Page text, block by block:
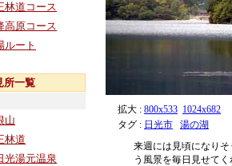
林道コース
高原コース
ルート
所一覧
山
林道
光湯元温泉
拡大 : 800x533 1024x682
タグ : 日光市
湯の湖
来週には見頃になり
う風景を毎日見せて